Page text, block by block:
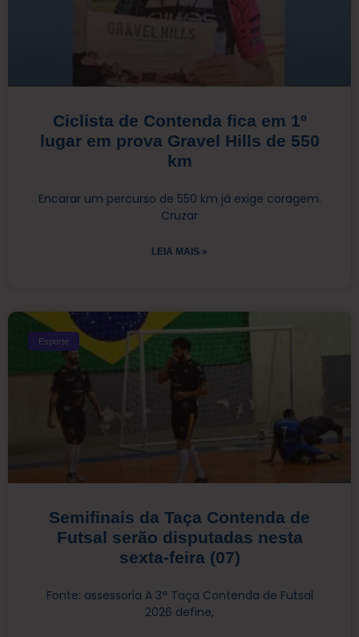
Ciclista de Contenda fica em 1º
lugar em prova Gravel Hills de 550
km
Encarar um percurso de 550 km já exige coragem.
Cruzar
LEIA MAIS »
Esporte
Semifinais da Taça Contenda de
Futsal serão disputadas nesta
sexta-feira (07)
Fonte: assessoria A 3ª Taça Contenda de Futsal
2026 define,